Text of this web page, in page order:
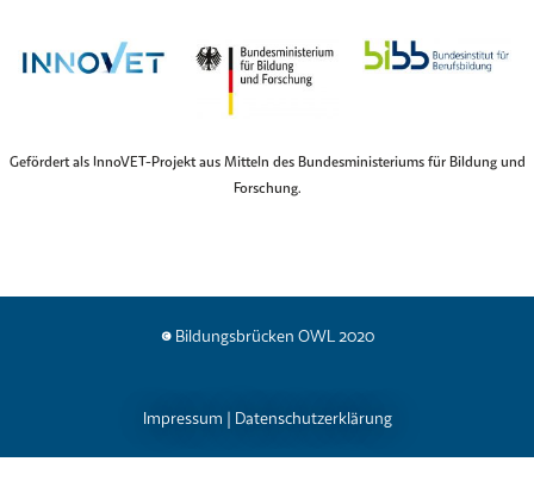
Gefördert als InnoVET-Projekt aus Mitteln des Bundesministeriums für Bildung und
Forschung.
© Bildungsbrücken OWL 2020
Impressum | Datenschutzerklärung